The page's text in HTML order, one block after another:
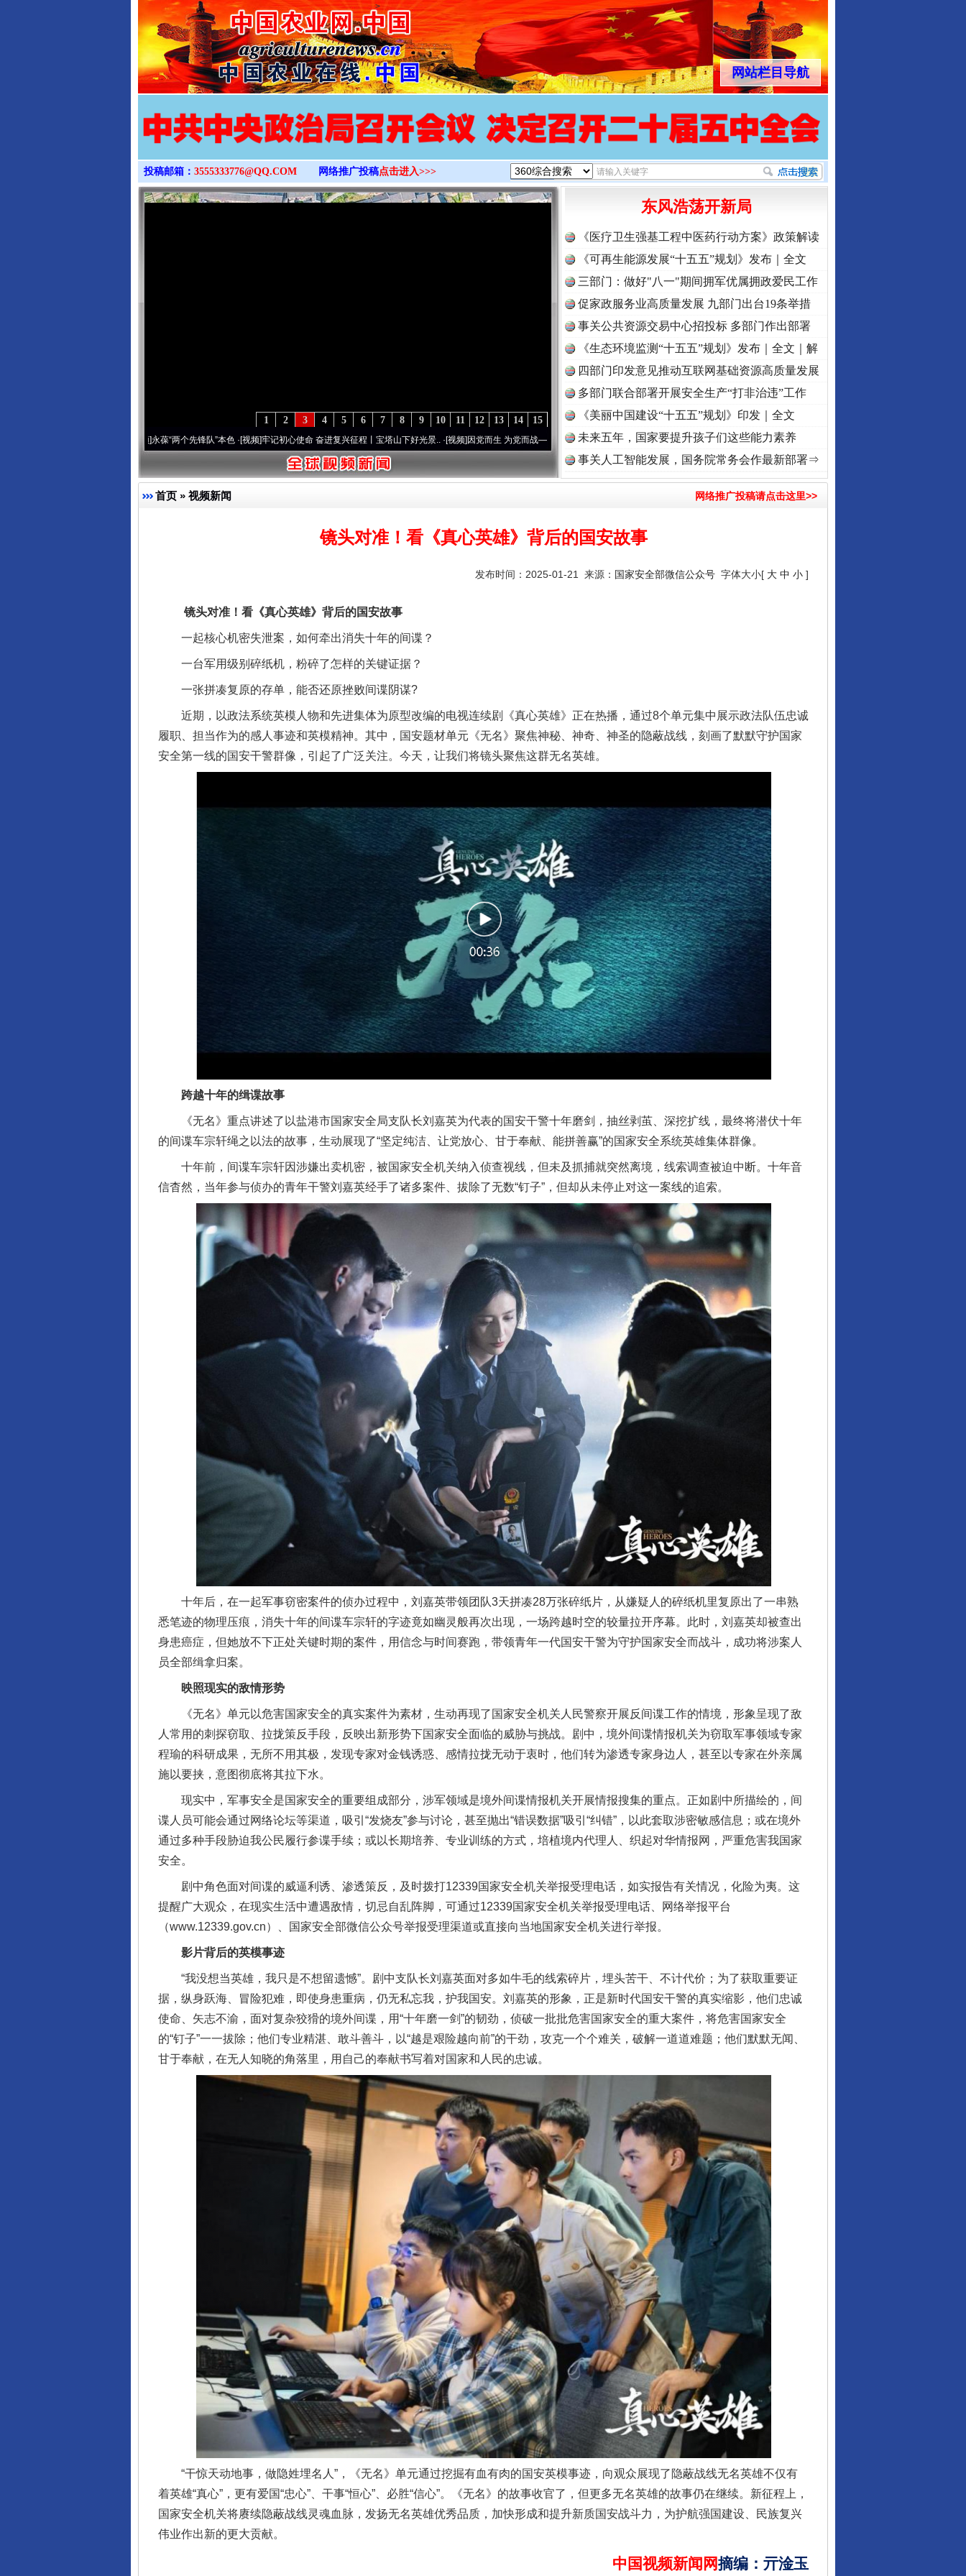
>
网站栏目导航
投稿邮箱： 3555333776@QQ.COM 网络推广投稿点击进入>>>
15
14
13
12
11
10
9
8
7
6
5
4
3
2
1
永葆“两个先锋队”本色·[视频]牢记初心使命 奋进复兴征程丨宝塔山下好光景..·[视频]因党而生 为党而战——百年“纪”事⑧加强纪律..·[视频]牢记初心使命 奋进复兴征程丨“转折之城”激荡..·[视频]
东风浩荡开新局
《医疗卫生强基工程中医药行动方案》政策解读
《可再生能源发展“十五五”规划》发布｜全文
三部门：做好"八一"期间拥军优属拥政爱民工作
促家政服务业高质量发展 九部门出台19条举措
事关公共资源交易中心招投标 多部门作出部署
《生态环境监测“十五五”规划》发布｜全文｜解
读
四部门印发意见推动互联网基础资源高质量发展
多部门联合部署开展安全生产“打非治违”工作
《美丽中国建设“十五五”规划》印发｜全文
未来五年，国家要提升孩子们这些能力素养
事关人工智能发展，国务院常务会作最新部署⇒
首页 » 视频新闻 网络推广投稿请点击这里>>
镜头对准！看《真心英雄》背后的国安故事
发布时间：2025-01-21 来源： 国家安全部微信公众号 字体大小[ 大 中 小 ]
镜头对准！看《真心英雄》背后的国安故事
一起核心机密失泄案，如何牵出消失十年的间谍？
一台军用级别碎纸机，粉碎了怎样的关键证据？
一张拼凑复原的存单，能否还原挫败间谍阴谋?
近期，以政法系统英模人物和先进集体为原型改编的电视连续剧《真心英雄》正在热播，通过8个单元集中展示政法队伍忠诚
履职、担当作为的感人事迹和英模精神。其中，国安题材单元《无名》聚焦神秘、神奇、神圣的隐蔽战线，刻画了默默守护国家
安全第一线的国安干警群像，引起了广泛关注。今天，让我们将镜头聚焦这群无名英雄。
跨越十年的缉谍故事
《无名》重点讲述了以盐港市国家安全局支队长刘嘉英为代表的国安干警十年磨剑，抽丝剥茧、深挖扩线，最终将潜伏十年
的间谍车宗轩绳之以法的故事，生动展现了“坚定纯洁、让党放心、甘于奉献、能拼善赢”的国家安全系统英雄集体群像。
十年前，间谍车宗轩因涉嫌出卖机密，被国家安全机关纳入侦查视线，但未及抓捕就突然离境，线索调查被迫中断。十年音
信杳然，当年参与侦办的青年干警刘嘉英经手了诸多案件、拔除了无数“钉子”，但却从未停止对这一案线的追索。
十年后，在一起军事窃密案件的侦办过程中，刘嘉英带领团队3天拼凑28万张碎纸片，从嫌疑人的碎纸机里复原出了一串熟
悉笔迹的物理压痕，消失十年的间谍车宗轩的字迹竟如幽灵般再次出现，一场跨越时空的较量拉开序幕。此时，刘嘉英却被查出
身患癌症，但她放不下正处关键时期的案件，用信念与时间赛跑，带领青年一代国安干警为守护国家安全而战斗，成功将涉案人
员全部缉拿归案。
映照现实的敌情形势
《无名》单元以危害国家安全的真实案件为素材，生动再现了国家安全机关人民警察开展反间谍工作的情境，形象呈现了敌
人常用的刺探窃取、拉拢策反手段，反映出新形势下国家安全面临的威胁与挑战。剧中，境外间谍情报机关为窃取军事领域专家
程瑜的科研成果，无所不用其极，发现专家对金钱诱惑、感情拉拢无动于衷时，他们转为渗透专家身边人，甚至以专家在外亲属
施以要挟，意图彻底将其拉下水。
现实中，军事安全是国家安全的重要组成部分，涉军领域是境外间谍情报机关开展情报搜集的重点。正如剧中所描绘的，间
谍人员可能会通过网络论坛等渠道，吸引“发烧友”参与讨论，甚至抛出“错误数据”吸引“纠错”，以此套取涉密敏感信息；或在境外
通过多种手段胁迫我公民履行参谍手续；或以长期培养、专业训练的方式，培植境内代理人、织起对华情报网，严重危害我国家
安全。
剧中角色面对间谍的威逼利诱、渗透策反，及时拨打12339国家安全机关举报受理电话，如实报告有关情况，化险为夷。这
提醒广大观众，在现实生活中遭遇敌情，切忌自乱阵脚，可通过12339国家安全机关举报受理电话、网络举报平台
（www.12339.gov.cn）、国家安全部微信公众号举报受理渠道或直接向当地国家安全机关进行举报。
影片背后的英模事迹
“我没想当英雄，我只是不想留遗憾”。剧中支队长刘嘉英面对多如牛毛的线索碎片，埋头苦干、不计代价；为了获取重要证
据，纵身跃海、冒险犯难，即使身患重病，仍无私忘我，护我国安。刘嘉英的形象，正是新时代国安干警的真实缩影，他们忠诚
使命、矢志不渝，面对复杂狡猾的境外间谍，用“十年磨一剑”的韧劲，侦破一批批危害国家安全的重大案件，将危害国家安全
的“钉子”一一拔除；他们专业精湛、敢斗善斗，以“越是艰险越向前”的干劲，攻克一个个难关，破解一道道难题；他们默默无闻、
甘于奉献，在无人知晓的角落里，用自己的奉献书写着对国家和人民的忠诚。
“干惊天动地事，做隐姓埋名人”，《无名》单元通过挖掘有血有肉的国安英模事迹，向观众展现了隐蔽战线无名英雄不仅有
着英雄“真心”，更有爱国“忠心”、干事“恒心”、必胜“信心”。《无名》的故事收官了，但更多无名英雄的故事仍在继续。新征程上，
国家安全机关将赓续隐蔽战线灵魂血脉，发扬无名英雄优秀品质，加快形成和提升新质国安战斗力，为护航强国建设、民族复兴
伟业作出新的更大贡献。
中国视频新闻网摘编 ： 亓淦玉
完善运行机制助力责任有效落实 一纸欠条伤亲情 巡回调解促和解.. 行业协会接连发公告
东山县通报“牛蛙产品抗生素超标问题” 法徽映军营 权益有保障 让核能赋能千行百业